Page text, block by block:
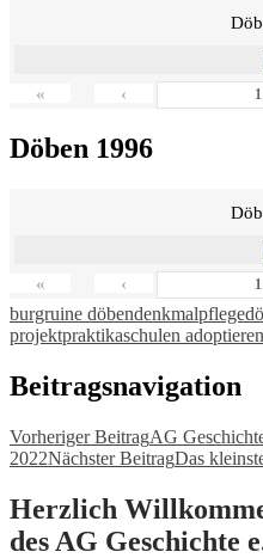
« ‹
Döben 1996
« ‹
burgruine döbendenkmalpflege
projektpraktikaschulen
Beitragsnavigation
Vorheriger BeitragAG
2022Nächster BeitragDas
Herzlich
des AG Geschichte